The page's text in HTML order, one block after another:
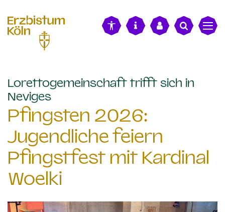
Lorettogemeinschaft trifft sich in
Neviges:
Pfingsten 2026:
Jugendliche feiern
Pfingstfest mit Kardinal
Woelki